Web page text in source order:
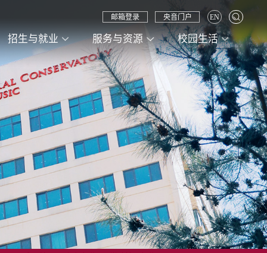
招生与就业 服务与资源 校园生活
邮箱登录 央音门户 EN